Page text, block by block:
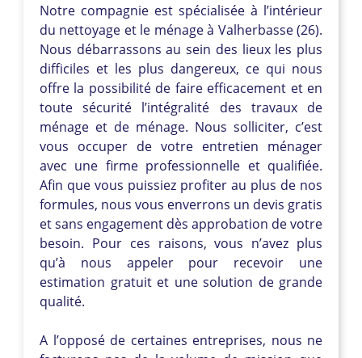
Notre compagnie est spécialisée à l’intérieur
du nettoyage et le ménage à Valherbasse (26).
Nous débarrassons au sein des lieux les plus
difficiles et les plus dangereux, ce qui nous
offre la possibilité de faire efficacement et en
toute sécurité l’intégralité des travaux de
ménage et de ménage. Nous solliciter, c’est
vous occuper de votre entretien ménager
avec une firme professionnelle et qualifiée.
Afin que vous puissiez profiter au plus de nos
formules, nous vous enverrons un devis gratis
et sans engagement dès approbation de votre
besoin. Pour ces raisons, vous n’avez plus
qu’à nous appeler pour recevoir une
estimation gratuit et une solution de grande
qualité.
A l’opposé de certaines entreprises, nous ne